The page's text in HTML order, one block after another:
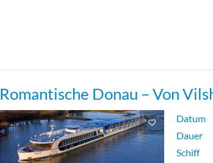
Romantische Donau – Von
Datum
Dauer
Schiff